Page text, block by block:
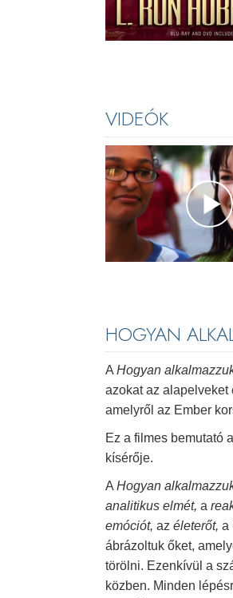
VIDEÓK
HOGYAN
A Hogyan
azokat az alapelveket
amelyről az Ember
Ez a filmes bemutató a
kísérője.
A Hogyan
analitikus elmét, a
emóciót, az életerőt, a
ábrázoltuk őket,
törölni. Ezenkívül a
közben. Minden